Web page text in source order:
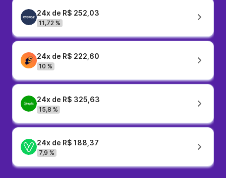
24x de R$ 252,03
11,72 %
24x de R$ 222,60
10 %
24x de R$ 325,63
15,8 %
24x de R$ 188,37
7,9 %